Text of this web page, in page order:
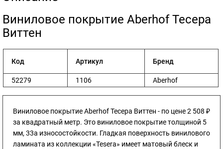
​Виниловое покрытие Aberhof Тесера
Виттен
Код Артикул Бренд
52279 1106 Aberhof
Виниловое покрытие Aberhof Тесера Виттен - по цене 2 508 ₽
за квадратный метр. Это виниловое покрытие толщиной 5
мм, 33а износостойкости. Гладкая поверхность винилового
ламината из коллекции «Tesera» имеет матовый блеск и